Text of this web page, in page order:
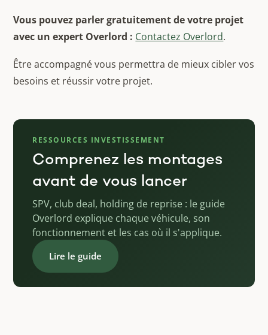
Vous pouvez parler gratuitement de votre projet
avec un expert Overlord : Contactez Overlord.
Être accompagné vous permettra de mieux cibler vos
besoins et réussir votre projet.
RESSOURCES INVESTISSEMENT
Comprenez les montages
avant de vous lancer
SPV, club deal, holding de reprise : le guide
Overlord explique chaque véhicule, son
fonctionnement et les cas où il s'applique.
Lire le guide